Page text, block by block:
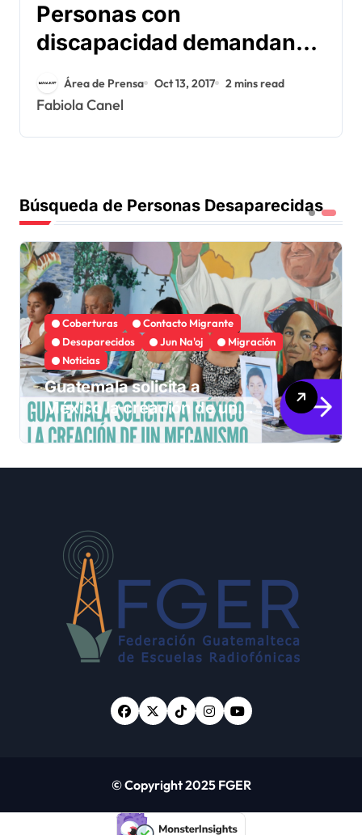
Personas con
discapacidad demandan
que se adopten medidas de
atención.
Área de Prensa Oct 13, 2017 2 mins read
Fabiola Canel
Búsqueda de Personas Desaparecidas
Coberturas
Contacto Migrante
Desaparecidos
Jun Na'oj
Migración
Noticias
Guatemala solicita a
México la creación de un
mecanismo de búsqueda
de migrantes
desaparecidos en 2023
© Copyright 2025 FGER